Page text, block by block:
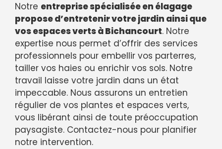
Notre entreprise spécialisée en élagage
propose d’entretenir votre jardin ainsi que
vos espaces verts à Bichancourt. Notre
expertise nous permet d’offrir des services
professionnels pour embellir vos parterres,
tailler vos haies ou enrichir vos sols. Notre
travail laisse votre jardin dans un état
impeccable. Nous assurons un entretien
régulier de vos plantes et espaces verts,
vous libérant ainsi de toute préoccupation
paysagiste. Contactez-nous pour planifier
notre intervention.